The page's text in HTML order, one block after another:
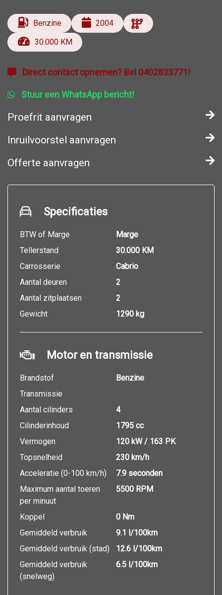
Benzine
2004
30.000 KM
Direct contact opnemen? Bel 0402833771!
Stuur een WhatsApp bericht!
Proefrit aanvragen
Inruilvoorstel aanvragen
Offerte aanvragen
Specificaties
BTW of Marge
Marge
Tellerstand
30.000 KM
Carrosserie
Cabrio
Aantal deuren
2
Aantal zitplaatsen
2
Gewicht
1290 kg
Motor en transmissie
Brandstof
Benzine
Transmissie
Aantal cilinders
4
Cilinderinhoud
1795 cc
Vermogen
120 kW / 163 PK
Topsnelheid
230 km/h
Acceleratie (0-100 km/h)
7.9 seconden
Maximum aantal toeren
per minuut
5500 RPM
Koppel
0 Nm
Gemiddeld verbruik
9.1 l/100km
Gemiddeld verbruik (stad)
12.6 l/100km
Gemiddeld verbruik
(snelweg)
6.5 l/100km